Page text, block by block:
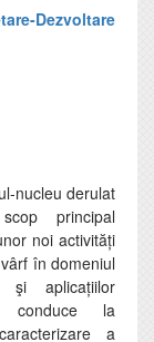
Dezvoltare
nucleu derulat
principal
noi activități
în domeniul
şi aplicațiilor
conduce la
a